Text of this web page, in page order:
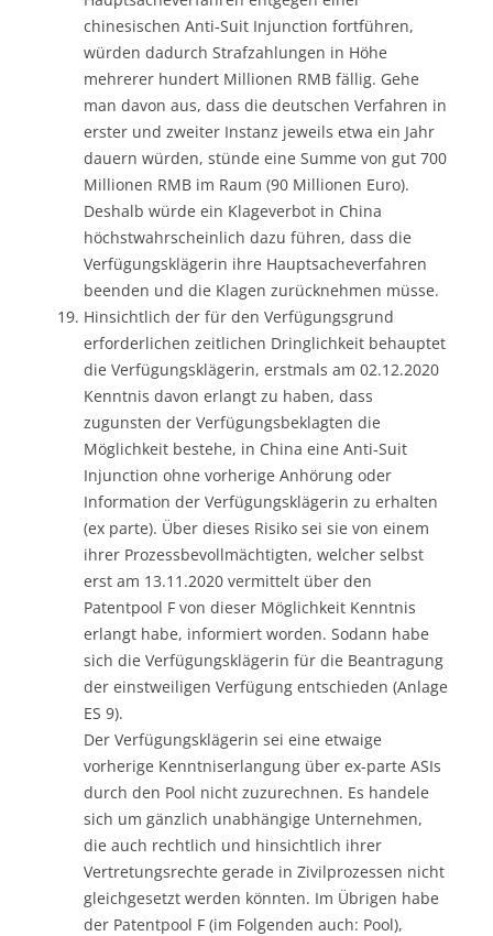
chinesischen Anti-Suit Injunction fortführen,
würden dadurch Strafzahlungen in Höhe
mehrerer hundert Millionen RMB fällig. Gehe
man davon aus, dass die deutschen Verfahren in
erster und zweiter Instanz jeweils etwa ein Jahr
dauern würden, stünde eine Summe von gut 700
Millionen RMB im Raum (90 Millionen Euro).
Deshalb würde ein Klageverbot in China
höchstwahrscheinlich dazu führen, dass die
Verfügungsklägerin ihre Hauptsacheverfahren
beenden und die Klagen zurücknehmen müsse.
Hinsichtlich der für den Verfügungsgrund
erforderlichen zeitlichen Dringlichkeit behauptet
die Verfügungsklägerin, erstmals am 02.12.2020
Kenntnis davon erlangt zu haben, dass
zugunsten der Verfügungsbeklagten die
Möglichkeit bestehe, in China eine Anti-Suit
Injunction ohne vorherige Anhörung oder
Information der Verfügungsklägerin zu erhalten
(ex parte). Über dieses Risiko sei sie von einem
ihrer Prozessbevollmächtigten, welcher selbst
erst am 13.11.2020 vermittelt über den
Patentpool F von dieser Möglichkeit Kenntnis
erlangt habe, informiert worden. Sodann habe
sich die Verfügungsklägerin für die Beantragung
der einstweiligen Verfügung entschieden (Anlage
ES 9).
Der Verfügungsklägerin sei eine etwaige
vorherige Kenntniserlangung über ex-parte ASIs
durch den Pool nicht zuzurechnen. Es handele
sich um gänzlich unabhängige Unternehmen,
die auch rechtlich und hinsichtlich ihrer
Vertretungsrechte gerade in Zivilprozessen nicht
gleichgesetzt werden könnten. Im Übrigen habe
der Patentpool F (im Folgenden auch: Pool),